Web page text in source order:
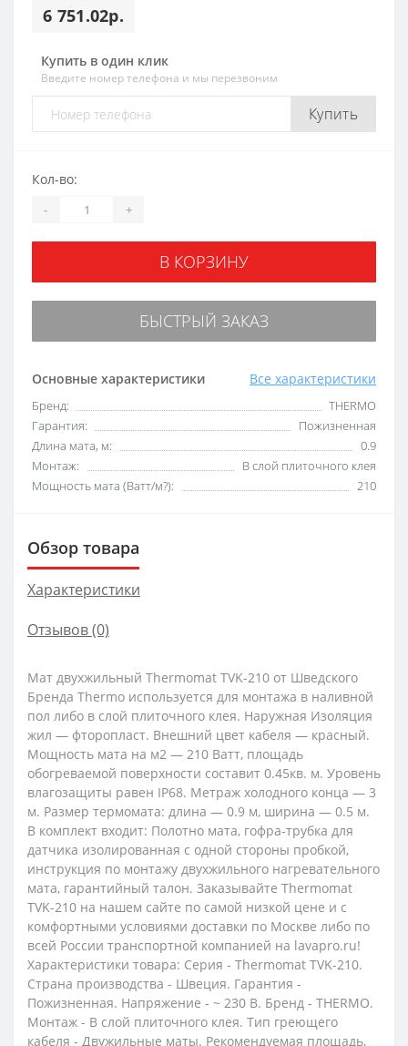
6 751.02р.
Купить в один клик
Введите номер телефона и мы перезвоним
Купить
Основные характеристики Все характеристики
Бренд:
THERMO
Гарантия:
Пожизненная
Длина мата, м:
0.9
Монтаж:
В слой плиточного клея
Мощность мата (Ватт/м?):
210
Кол-во:
- +
В КОРЗИНУ
БЫСТРЫЙ ЗАКАЗ
Обзор товара
Характеристики
Отзывов (0)
Мат двухжильный Thermomat TVK-210 от Шведского
Бренда Thermo используется для монтажа в наливной
пол либо в слой плиточного клея. Наружная Изоляция
жил — фторопласт. Внешний цвет кабеля — красный.
Мощность мата на м2 — 210 Ватт, площадь
обогреваемой поверхности составит 0.45кв. м. Уровень
влагозащиты равен IP68. Метраж холодного конца — 3
м. Размер термомата: длина — 0.9 м, ширина — 0.5 м.
В комплект входит: Полотно мата, гофра-трубка для
датчика изолированная с одной стороны пробкой,
инструкция по монтажу двухжильного нагревательного
мата, гарантийный талон. Заказывайте Thermomat
TVK-210 на нашем сайте по самой низкой цене и с
комфортными условиями доставки по Москве либо по
всей России транспортной компанией на lavapro.ru!
Характеристики товара: Серия - Thermomat TVK-210.
Страна производства - Швеция. Гарантия -
Пожизненная. Напряжение - ~ 230 В. Бренд - THERMO.
Монтаж - В слой плиточного клея. Тип греющего
кабеля - Двужильные маты. Рекомендуемая площадь,